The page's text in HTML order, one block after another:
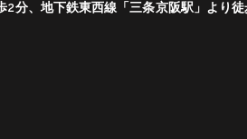
分、地下鉄東西線「三条京阪駅」より